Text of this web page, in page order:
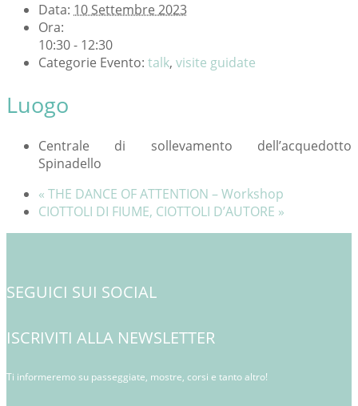
Data: 10 Settembre 2023
Ora:
10:30 - 12:30
Categorie Evento: talk, visite guidate
Luogo
Centrale di sollevamento dell’acquedotto
Spinadello
« THE DANCE OF ATTENTION – Workshop
CIOTTOLI DI FIUME, CIOTTOLI D’AUTORE »
SEGUICI SUI SOCIAL
ISCRIVITI ALLA NEWSLETTER
Ti informeremo su passeggiate, mostre, corsi e tanto altro!